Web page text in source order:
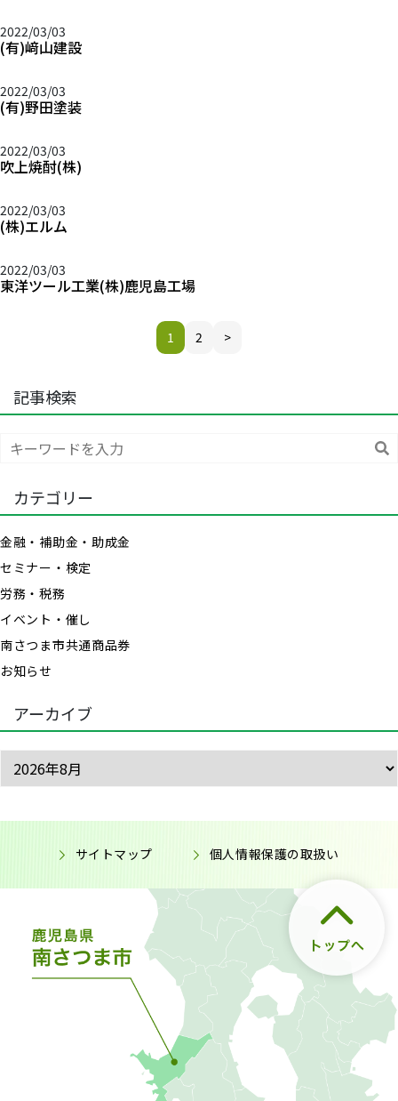
2022/03/03
(有)﨑山建設
2022/03/03
(有)野田塗装
2022/03/03
吹上焼酎(株)
2022/03/03
(株)エルム
2022/03/03
東洋ツール工業(株)鹿児島工場
1 2 >
記事検索
カテゴリー
金融・補助金・助成金
セミナー・検定
労務・税務
イベント・催し
南さつま市共通商品券
お知らせ
アーカイブ
サイトマップ 個人情報保護の取扱い